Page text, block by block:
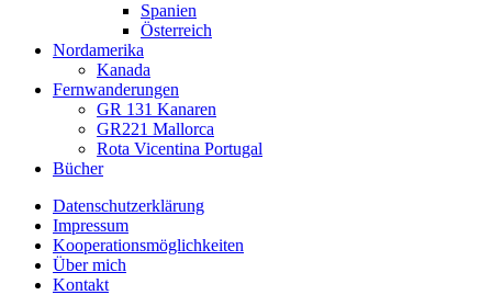
Spanien
Österreich
Nordamerika
Kanada
Fernwanderungen
GR 131 Kanaren
GR221 Mallorca
Rota Vicentina Portugal
Bücher
Datenschutzerklärung
Impressum
Kooperationsmöglichkeiten
Über mich
Kontakt